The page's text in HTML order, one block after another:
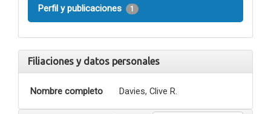
Perfil y publicaciones 1
Filiaciones y datos personales
Nombre completo Davies, Clive R.